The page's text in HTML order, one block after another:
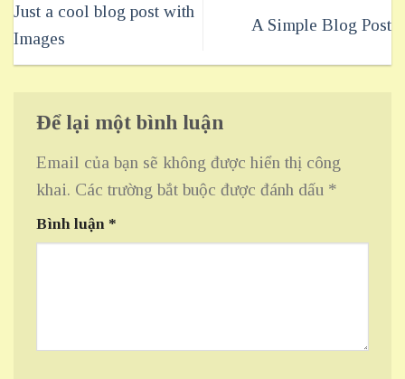
Just a cool blog post with
Images
A Simple Blog Post
Để lại một bình luận
Email của bạn sẽ không được hiển thị công
khai. Các trường bắt buộc được đánh dấu *
Bình luận *